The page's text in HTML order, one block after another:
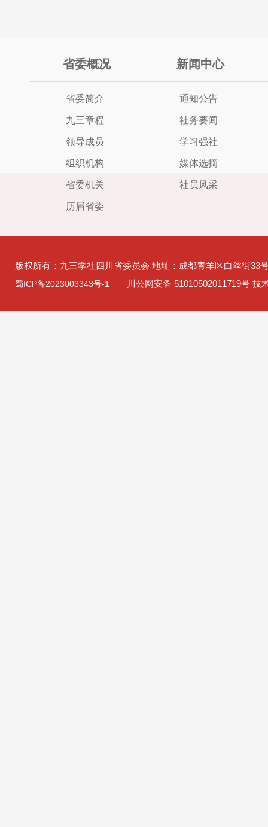
省委概况
省委简介
九三章程
领导成员
组织机构
省委机关
历届省委
新闻中心
通知公告
社务要闻
学习强社
媒体选摘
社员风采
版权所有：九三学社四川省委员会 地址：成都青羊区白丝街33
蜀ICP备2023003343号-1 川公网安备 51010502011719号 技